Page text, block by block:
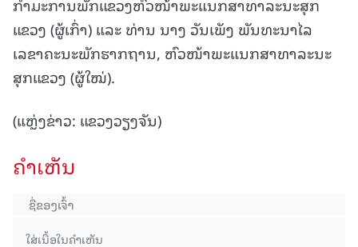
ກຳມະການພັກແຂວງຫົວໜ້າພະແນກສາທາລະນະສຸກ
ແຂວງ (ຜູ້ເກົ່າ) ແລະ ທ່ານ ນາງ ວັນເພັງ ພັນທະນາໄລ
ເລຂາຄະນະພັກຮາກຖານ, ຫົວໜ້າພະແນກສາທາລະນະ
ສຸກແຂວງ (ຜູ້ໃໝ່).
(ແຫຼ່ງຂ່າວ: ແຂວງວຽງຈັນ)
ຄໍາເຫັນ